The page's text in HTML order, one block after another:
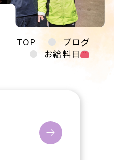
TOP
ブログ
お給料日